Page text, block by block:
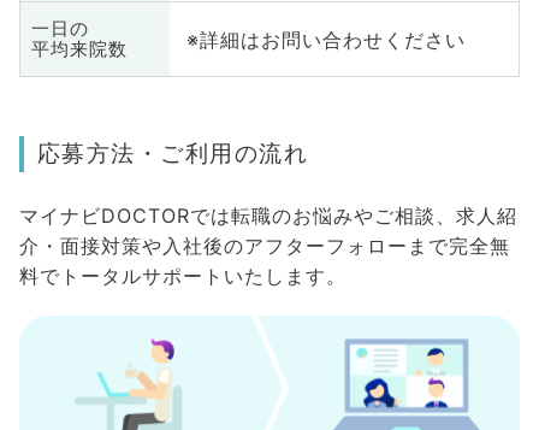
一日の
平均来院数
※詳細はお問い合わせください
応募方法・ご利用の流れ
マイナビDOCTORでは転職のお悩みやご相談、求人紹
介・面接対策や入社後のアフターフォローまで完全無
料でトータルサポートいたします。